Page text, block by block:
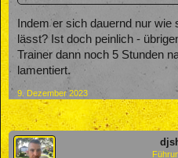
Indem er sich dauernd nur wie
lässt? Ist doch peinlich -
Trainer dann noch 5 Stunden
lamentiert.
9. Dezember 2023